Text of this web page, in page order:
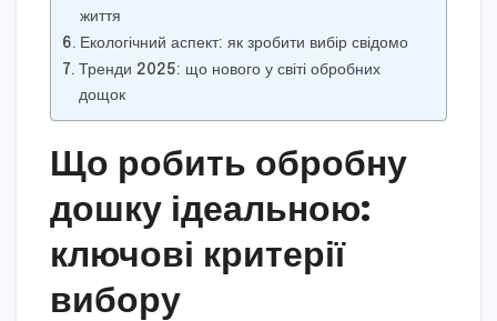
життя
Екологічний аспект: як зробити вибір свідомо
Тренди 2025: що нового у світі обробних
дощок
Що робить обробну
дошку ідеальною:
ключові критерії
вибору